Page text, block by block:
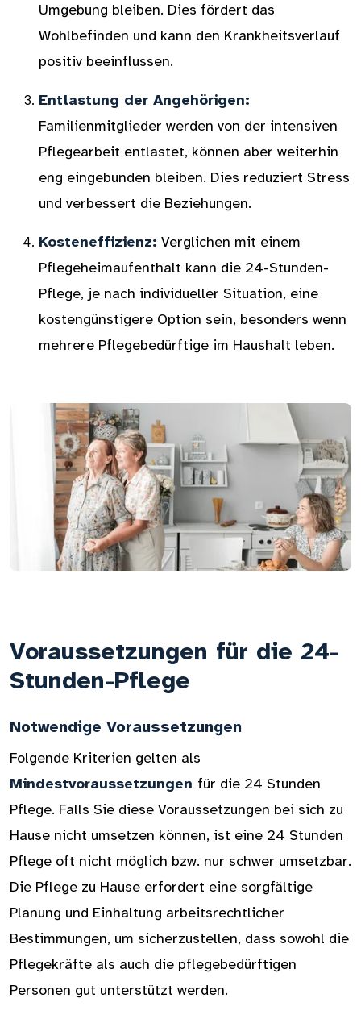
Umgebung bleiben. Dies fördert das
Wohlbefinden und kann den Krankheitsverlauf
positiv beeinflussen.
Entlastung der Angehörigen:
Familienmitglieder werden von der intensiven
Pflegearbeit entlastet, können aber weiterhin
eng eingebunden bleiben. Dies reduziert Stress
und verbessert die Beziehungen.
Kosteneffizienz: Verglichen mit einem
Pflegeheimaufenthalt kann die 24-Stunden-
Pflege, je nach individueller Situation, eine
kostengünstigere Option sein, besonders wenn
mehrere Pflegebedürftige im Haushalt leben.
Voraussetzungen für die 24-
Stunden-Pflege
Notwendige Voraussetzungen
Folgende Kriterien gelten als
Mindestvoraussetzungen für die 24 Stunden
Pflege. Falls Sie diese Voraussetzungen bei sich zu
Hause nicht umsetzen können, ist eine 24 Stunden
Pflege oft nicht möglich bzw. nur schwer umsetzbar.
Die Pflege zu Hause erfordert eine sorgfältige
Planung und Einhaltung arbeitsrechtlicher
Bestimmungen, um sicherzustellen, dass sowohl die
Pflegekräfte als auch die pflegebedürftigen
Personen gut unterstützt werden.